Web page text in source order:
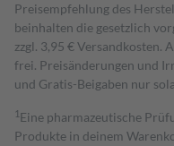
Preisempfehlung des
beinhalten die gesetzlich
zzgl. 3,95 € Versandkosten.
frei. Preisänderungen und
und Gratis-Beigaben nur
1 Eine pharmazeutische
Produkte in deinem